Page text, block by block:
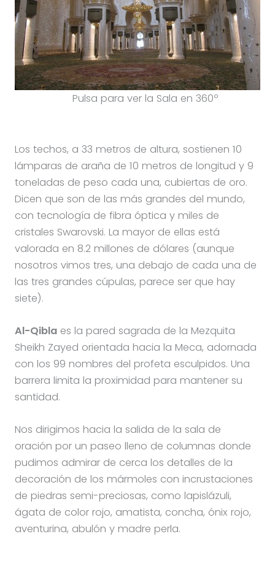
Pulsa para ver la Sala en 360º
Los techos, a 33 metros de altura, sostienen 10
lámparas de araña de 10 metros de longitud y 9
toneladas de peso cada una, cubiertas de oro.
Dicen que son de las más grandes del mundo,
con tecnología de fibra óptica y miles de
cristales Swarovski. La mayor de ellas está
valorada en 8.2 millones de dólares (aunque
nosotros vimos tres, una debajo de cada una de
las tres grandes cúpulas, parece ser que hay
siete).
Al-Qiblaes la pared sagrada de la Mezquita
Sheikh Zayed orientada hacia la Meca, adornada
con los 99 nombres del profeta esculpidos. Una
barrera limita la proximidad para mantener su
santidad.
Nos dirigimos hacia la salida de la sala de
oración por un paseo lleno de columnas donde
pudimos admirar de cerca los detalles de la
decoración de los mármoles con incrustaciones
de piedras semi-preciosas, como lapislázuli,
ágata de color rojo, amatista, concha, ónix rojo,
aventurina, abulón y madre perla.